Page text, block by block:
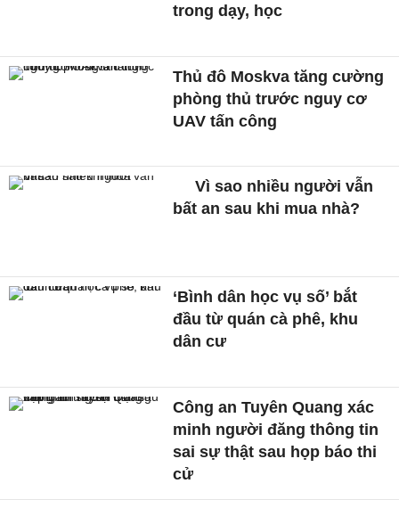
trong dạy, học
Thủ đô Moskva tăng cường
phòng thủ trước nguy cơ
UAV tấn công
Vì sao nhiều người vẫn
bất an sau khi mua nhà?
‘Bình dân học vụ số’ bắt
đầu từ quán cà phê, khu
dân cư
Công an Tuyên Quang xác
minh người đăng thông tin
sai sự thật sau họp báo thi
cử